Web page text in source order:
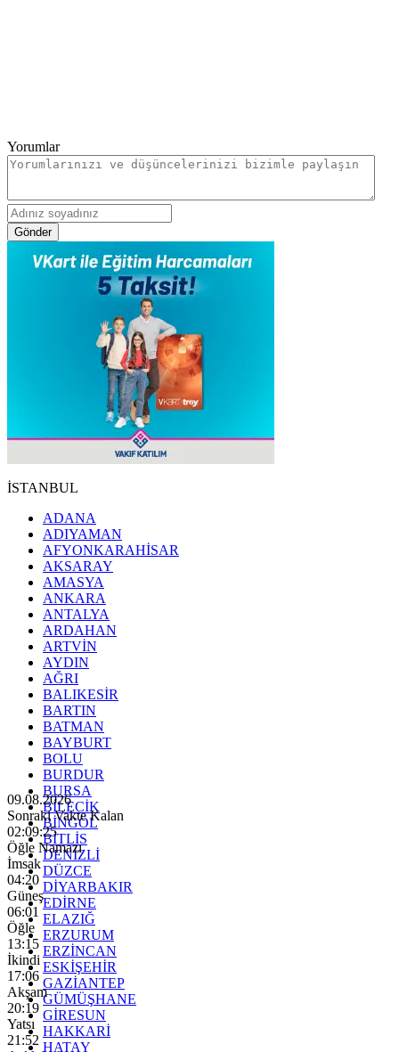
Yorumlar
Gönder
İSTANBUL
ADANA
ADIYAMAN
AFYONKARAHİSAR
AKSARAY
AMASYA
ANKARA
ANTALYA
ARDAHAN
ARTVİN
AYDIN
AĞRI
BALIKESİR
BARTIN
BATMAN
BAYBURT
BOLU
BURDUR
BURSA
BİLECİK
BİNGÖL
BİTLİS
DENİZLİ
DÜZCE
DİYARBAKIR
EDİRNE
ELAZIĞ
ERZURUM
ERZİNCAN
ESKİŞEHİR
GAZİANTEP
GÜMÜŞHANE
GİRESUN
HAKKARİ
HATAY
09.08.2026
Sonraki Vakte Kalan
02:09:23
Öğle Namazı
İmsak
04:20
Güneş
06:01
Öğle
13:15
İkindi
17:06
Akşam
20:19
Yatsı
21:52